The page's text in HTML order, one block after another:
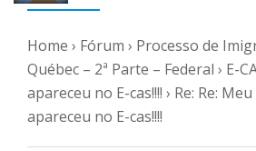
Home › Fórum › Processo de
Québec – 2ª Parte – Federal › E-
apareceu no E-cas!!!! › Re: Re:
apareceu no E-cas!!!!